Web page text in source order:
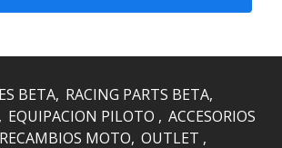
BETA RACING PARTS BETA
EQUIPACION PILOTO
ACCESORIOS
RECAMBIOS MOTO OUTLET